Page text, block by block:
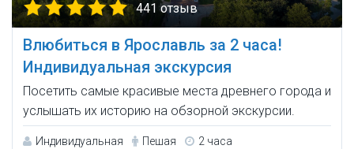
441 отзыв
Влюбиться в Ярославль за 2 часа!
Индивидуальная экскурсия
Посетить самые красивые места древнего города и
услышать их историю на обзорной экскурсии.
Индивидуальная Пешая 2 часа